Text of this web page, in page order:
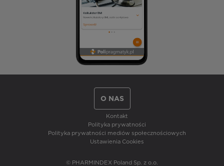
O NAS
Kontakt
Polityka prywatności
Polityka prywatności mediów społecznościowych
Ustawienia Cookies
© PHARMINDEX Poland Sp. z o.o.